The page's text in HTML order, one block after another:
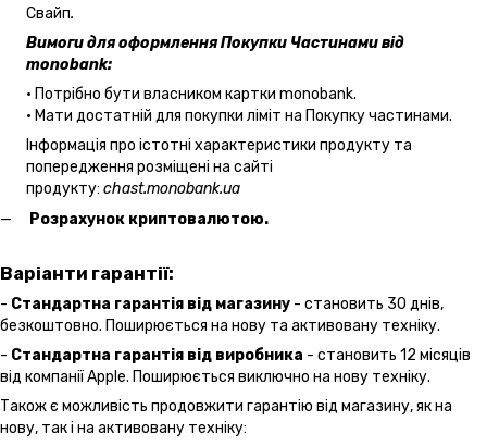
Cвайп.
Вимоги для оформлення Покупки Частинами від
monobank:
• Потрібно бути власником картки monobank.
• Мати достатній для покупки ліміт на Покупку частинами.
Інформація про істотні характеристики продукту та
попередження розміщені на сайті
продукту: chast.monobank.ua
Розрахунок криптовалютою.
Варіанти гарантії:
- Стандартна гарантія від магазину - становить 30 днів,
безкоштовно. Поширюється на нову та активовану техніку.
- Стандартна гарантія від виробника - становить 12 місяців
від компанії Apple. Поширюється виключно на нову техніку.
Також є можливість продовжити гарантію від магазину, як на
нову, так і на активовану техніку: